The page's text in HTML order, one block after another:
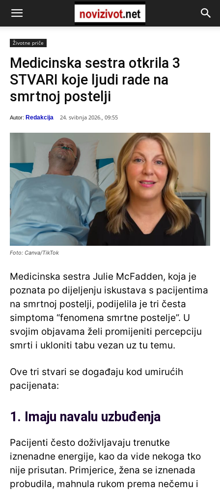
Životne priče
Medicinska sestra otkrila 3
STVARI koje ljudi rade na
smrtnoj postelji
Autor: Redakcija 24. svibnja 2026., 09:55
Foto: Canva/TikTok
Medicinska sestra Julie McFadden, koja je
poznata po dijeljenju iskustava s pacijentima
na smrtnoj postelji, podijelila je tri česta
simptoma “fenomena smrtne postelje”. U
svojim objavama želi promijeniti percepciju
smrti i ukloniti tabu vezan uz tu temu.
Ove tri stvari se događaju kod umirućih
pacijenata:
1. Imaju navalu uzbuđenja
Pacijenti često doživljavaju trenutke
iznenadne energije, kao da vide nekoga tko
nije prisutan. Primjerice, žena se iznenada
probudila, mahnula rukom prema nečemu i